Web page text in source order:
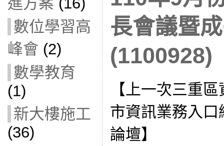
數位學習高
峰會 (2)
數學教育
(1)
新大樓施工
(36)
長會議暨
(1100928)
【上一次三重
市資訊業務入
論壇】